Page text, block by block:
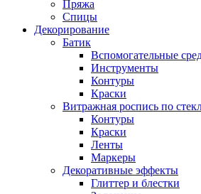
Пряжа
Спицы
Декорирование
Батик
Вспомогательные
Инструменты
Контуры
Краски
Витражная роспись по
Контуры
Краски
Ленты
Маркеры
Декоративные эффекты
Глиттер и блестки